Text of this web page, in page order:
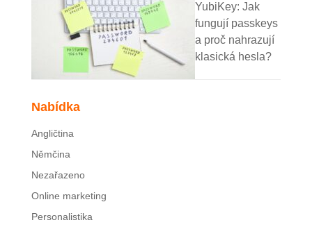
YubiKey: Jak
fungují passkeys
a proč nahrazují
klasická hesla?
Nabídka
Angličtina
Němčina
Nezařazeno
Online marketing
Personalistika